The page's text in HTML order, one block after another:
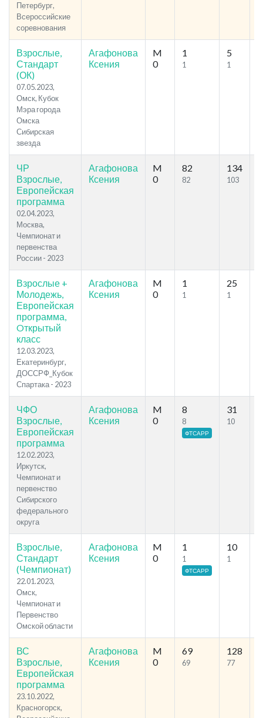
Петербург,
Всероссийские
соревнования
Взрослые,
Стандарт
(ОК)
07.05.2023,
Омск, Кубок
Мэра города
Омска
Сибирская
звезда
Агафонова
Ксения
M
0
1
1
5
1
ЧР
Взрослые,
Европейская
программа
02.04.2023,
Москва,
Чемпионат и
первенства
России - 2023
Агафонова
Ксения
M
0
82
82
134
103
Взрослые +
Молодежь,
Европейская
программа,
Oткрытый
класс
12.03.2023,
Екатеринбург,
ДОССРФ_Кубок
Спартака - 2023
Агафонова
Ксения
M
0
1
1
25
1
ЧФО
Взрослые,
Европейская
программа
12.02.2023,
Иркутск,
Чемпионат и
первенство
Сибирского
федерального
округа
Агафонова
Ксения
M
0
8
8
ФТСАРР
31
10
Взрослые,
Стандарт
(Чемпионат)
22.01.2023,
Омск,
Чемпионат и
Первенство
Омской области
Агафонова
Ксения
M
0
1
1
ФТСАРР
10
1
ВС
Взрослые,
Европейская
программа
23.10.2022,
Красногорск,
Агафонова
Ксения
M
0
69
69
128
77